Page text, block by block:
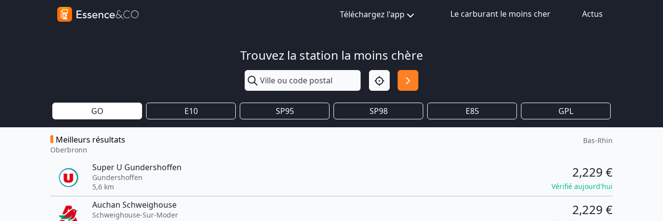
Téléchargez l'app Le carburant le moins cher Actus
Trouvez la station la moins chère
GO E10 SP95 SP98 E85 GPL
Meilleurs résultats
Oberbronn
Bas-Rhin
Super U Gundershoffen
Gundershoffen
5,6 km
2,229 €
Vérifié aujourd'hui
Auchan Schweighouse
Schweighouse-Sur-Moder
2,229 €